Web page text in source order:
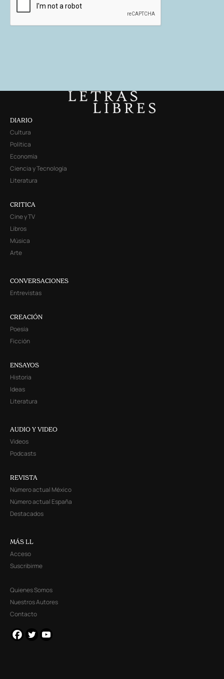
DIARIO
Cultura
Política
Economía
Ciencia y Tecnología
Literatura
CRITICA
Cine y TV
Libros
Música
Arte
CONVERSACIONES
Entrevistas
CREACIÓN
Poesía
Ficción
ENSAYOS
Historia
Ideas
Literatura
AUDIO Y VIDEO
Videos
Podcasts
REVISTA
Número actual México
Número actual España
Destacados
MÁS LL
Acceso
Suscribirme
Quienes Somos
Nuestros Autores
Contacto